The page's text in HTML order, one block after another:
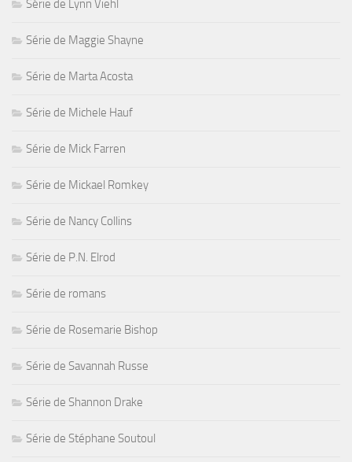
Série de Lynn Viehl
Série de Maggie Shayne
Série de Marta Acosta
Série de Michele Hauf
Série de Mick Farren
Série de Mickael Romkey
Série de Nancy Collins
Série de P.N. Elrod
Série de romans
Série de Rosemarie Bishop
Série de Savannah Russe
Série de Shannon Drake
Série de Stéphane Soutoul